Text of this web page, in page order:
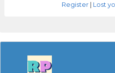
Register Lost